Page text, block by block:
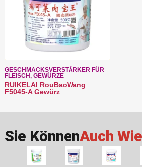
GESCHMACKSVERSTÄRKER FÜR
FLEISCH, GEWÜRZE
RUIKELAI RouBaoWang
F5045-A Gewürz
Sie KönnenAuch Wie